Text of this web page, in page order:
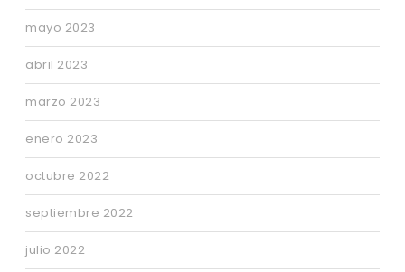
mayo 2023
abril 2023
marzo 2023
enero 2023
octubre 2022
septiembre 2022
julio 2022